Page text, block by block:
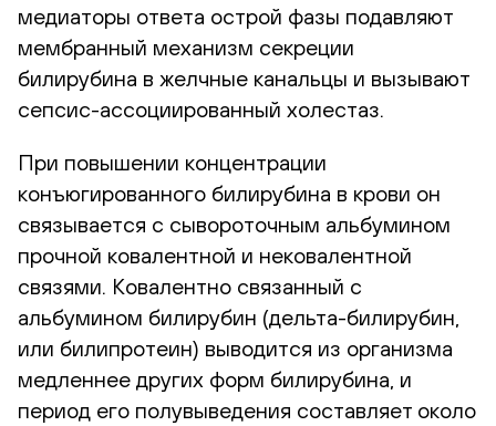
медиаторы ответа острой фазы подавляют
мембранный механизм секреции
билирубина в желчные канальцы и вызывают
сепсис-ассоциированный холестаз.
При повышении концентрации
конъюгированного билирубина в крови он
связывается с сывороточным альбумином
прочной ковалентной и нековалентной
связями. Ковалентно связанный с
альбумином билирубин (дельта-билирубин,
или билипротеин) выводится из организма
медленнее других форм билирубина, и
период его полувыведения составляет около